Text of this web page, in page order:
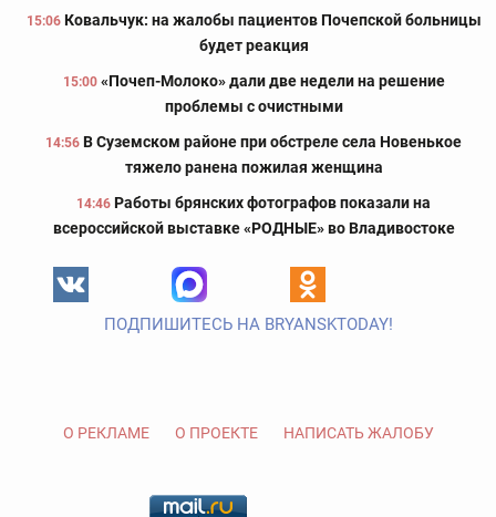
15:06 Ковальчук: на жалобы пациентов Почепской больницы
будет реакция
15:00 «Почеп-Молоко» дали две недели на решение
проблемы с очистными
14:56 В Суземском районе при обстреле села Новенькое
тяжело ранена пожилая женщина
14:46 Работы брянских фотографов показали на
всероссийской выставке «РОДНЫЕ» во Владивостоке
ПОДПИШИТЕСЬ НА BRYANSKTODAY!
О РЕКЛАМЕ О ПРОЕКТЕ НАПИСАТЬ ЖАЛОБУ